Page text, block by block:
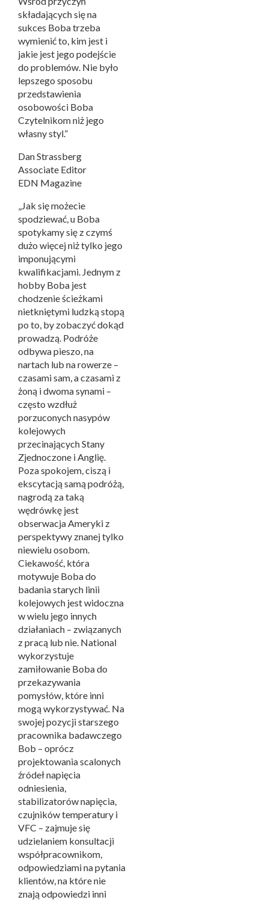
składających się na
sukces Boba trzeba
wymienić to, kim jest i
jakie jest jego podejście
do problemów. Nie było
lepszego sposobu
przedstawienia
osobowości Boba
Czytelnikom niż jego
własny styl.”
Dan Strassberg
Associate Editor
EDN Magazine
„Jak się możecie
spodziewać, u Boba
spotykamy się z czymś
dużo więcej niż tylko jego
imponującymi
kwalifikacjami. Jednym z
hobby Boba jest
chodzenie ścieżkami
nietkniętymi ludzką stopą
po to, by zobaczyć dokąd
prowadzą. Podróże
odbywa pieszo, na
nartach lub na rowerze –
czasami sam, a czasami z
żoną i dwoma synami –
często wzdłuż
porzuconych nasypów
kolejowych
przecinających Stany
Zjednoczone i Anglię.
Poza spokojem, ciszą i
ekscytacją samą podróżą,
nagrodą za taką
wędrówkę jest
obserwacja Ameryki z
perspektywy znanej tylko
niewielu osobom.
Ciekawość, która
motywuje Boba do
badania starych linii
kolejowych jest widoczna
w wielu jego innych
działaniach – związanych
z pracą lub nie. National
wykorzystuje
zamiłowanie Boba do
przekazywania
pomysłów, które inni
mogą wykorzystywać. Na
swojej pozycji starszego
pracownika badawczego
Bob – oprócz
projektowania scalonych
źródeł napięcia
odniesienia,
stabilizatorów napięcia,
czujników temperatury i
VFC – zajmuje się
udzielaniem konsultacji
współpracownikom,
odpowiedziami na pytania
klientów, na które nie
znają odpowiedzi inni